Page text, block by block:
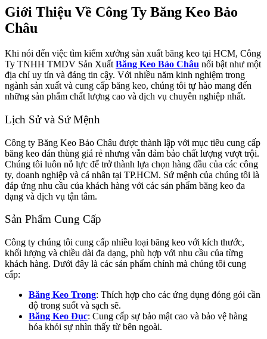
Giới Thiệu Về Công Ty Băng Keo Bảo
Châu
Khi nói đến việc tìm kiếm xưởng sản xuất băng keo tại HCM, Công
Ty TNHH TMDV Sản Xuất Băng Keo Bảo Châu nổi bật như một
địa chỉ uy tín và đáng tin cậy. Với nhiều năm kinh nghiệm trong
ngành sản xuất và cung cấp băng keo, chúng tôi tự hào mang đến
những sản phẩm chất lượng cao và dịch vụ chuyên nghiệp nhất.
Lịch Sử và Sứ Mệnh
Công ty Băng Keo Bảo Châu được thành lập với mục tiêu cung cấp
băng keo dán thùng giá rẻ nhưng vẫn đảm bảo chất lượng vượt trội.
Chúng tôi luôn nỗ lực để trở thành lựa chọn hàng đầu của các công
ty, doanh nghiệp và cá nhân tại TP.HCM. Sứ mệnh của chúng tôi là
đáp ứng nhu cầu của khách hàng với các sản phẩm băng keo đa
dạng và dịch vụ tận tâm.
Sản Phẩm Cung Cấp
Công ty chúng tôi cung cấp nhiều loại băng keo với kích thước,
khối lượng và chiều dài đa dạng, phù hợp với nhu cầu của từng
khách hàng. Dưới đây là các sản phẩm chính mà chúng tôi cung
cấp:
Băng Keo Trong: Thích hợp cho các ứng dụng đóng gói cần
độ trong suốt và sạch sẽ.
Băng Keo Đục: Cung cấp sự bảo mật cao và bảo vệ hàng
hóa khỏi sự nhìn thấy từ bên ngoài.